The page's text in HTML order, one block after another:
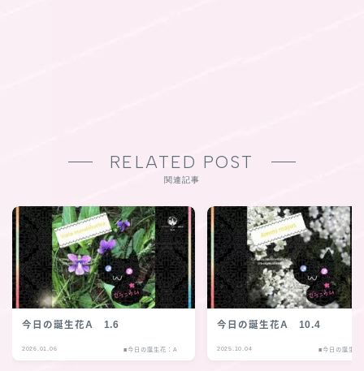
RELATED POST
関連記事
今日の誕生花A 1.6
2026.01.06 ■今日の誕生花：A
今日の誕生花A 10.4
2025.10.04 ■今日の誕生花